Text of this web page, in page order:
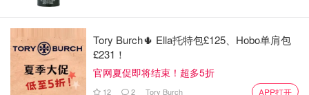
数百趟列车因风暴取消
Tory Burch🌵 Ella托特包£125、Hobo单肩包
£231！
官网夏促即将结束！超多5折
12 2 Tory Burch APP打开